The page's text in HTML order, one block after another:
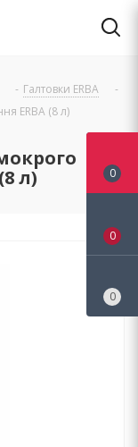
- Галтовки ERBA
-
ERBA (8 л)
л)
0
0
0